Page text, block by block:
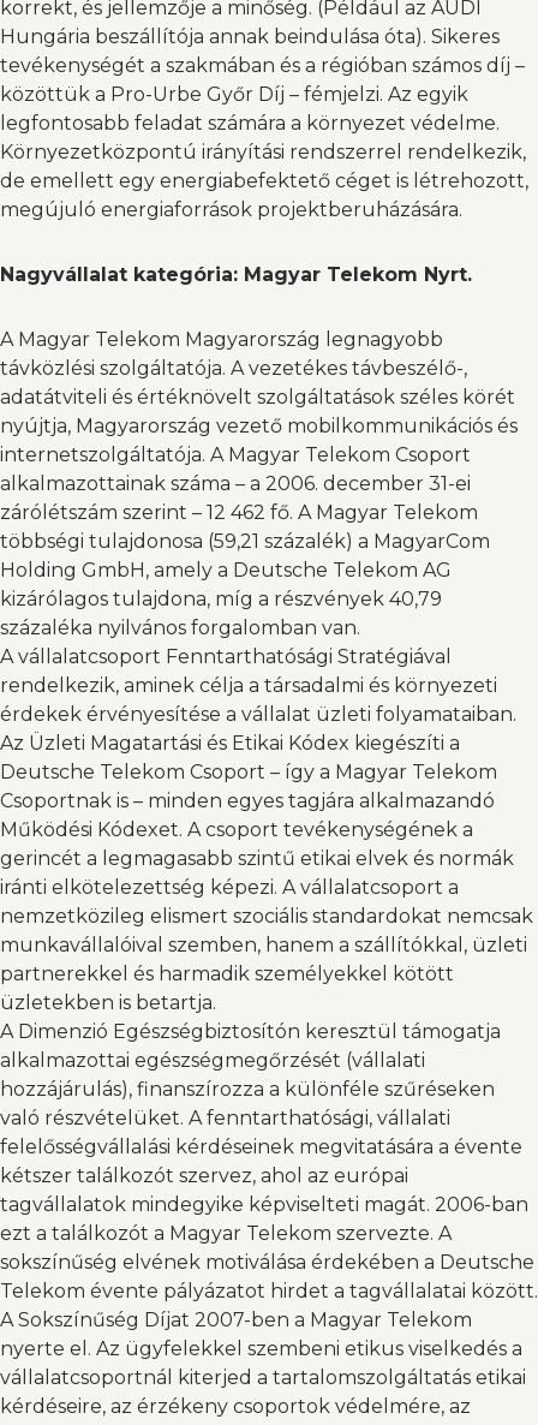
korrekt, és jellemzője a minőség. (Például az AUDI
Hungária beszállítója annak beindulása óta). Sikeres
tevékenységét a szakmában és a régióban számos díj –
közöttük a Pro-Urbe Győr Díj – fémjelzi. Az egyik
legfontosabb feladat számára a környezet védelme.
Környezetközpontú irányítási rendszerrel rendelkezik,
de emellett egy energiabefektető céget is létrehozott,
megújuló energiaforrások projektberuházására.
Nagyvállalat kategória: Magyar Telekom Nyrt.
A Magyar Telekom Magyarország legnagyobb
távközlési szolgáltatója. A vezetékes távbeszélő-,
adatátviteli és értéknövelt szolgáltatások széles körét
nyújtja, Magyarország vezető mobilkommunikációs és
internetszolgáltatója. A Magyar Telekom Csoport
alkalmazottainak száma – a 2006. december 31-ei
zárólétszám szerint – 12 462 fő. A Magyar Telekom
többségi tulajdonosa (59,21 százalék) a MagyarCom
Holding GmbH, amely a Deutsche Telekom AG
kizárólagos tulajdona, míg a részvények 40,79
százaléka nyilvános forgalomban van.
A vállalatcsoport Fenntarthatósági Stratégiával
rendelkezik, aminek célja a társadalmi és környezeti
érdekek érvényesítése a vállalat üzleti folyamataiban.
Az Üzleti Magatartási és Etikai Kódex kiegészíti a
Deutsche Telekom Csoport – így a Magyar Telekom
Csoportnak is – minden egyes tagjára alkalmazandó
Működési Kódexet. A csoport tevékenységének a
gerincét a legmagasabb szintű etikai elvek és normák
iránti elkötelezettség képezi. A vállalatcsoport a
nemzetközileg elismert szociális standardokat nemcsak
munkavállalóival szemben, hanem a szállítókkal, üzleti
partnerekkel és harmadik személyekkel kötött
üzletekben is betartja.
A Dimenzió Egészségbiztosítón keresztül támogatja
alkalmazottai egészségmegőrzését (vállalati
hozzájárulás), finanszírozza a különféle szűréseken
való részvételüket. A fenntarthatósági, vállalati
felelősségvállalási kérdéseinek megvitatására a évente
kétszer találkozót szervez, ahol az európai
tagvállalatok mindegyike képviselteti magát. 2006-ban
ezt a találkozót a Magyar Telekom szervezte. A
sokszínűség elvének motiválása érdekében a Deutsche
Telekom évente pályázatot hirdet a tagvállalatai között.
A Sokszínűség Díjat 2007-ben a Magyar Telekom
nyerte el. Az ügyfelekkel szembeni etikus viselkedés a
vállalatcsoportnál kiterjed a tartalomszolgáltatás etikai
kérdéseire, az érzékeny csoportok védelmére, az